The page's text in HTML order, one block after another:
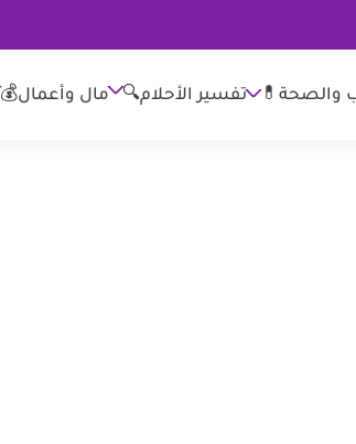
والصحة💊 تفسير الأحلام🔍 مال وأعمال💰